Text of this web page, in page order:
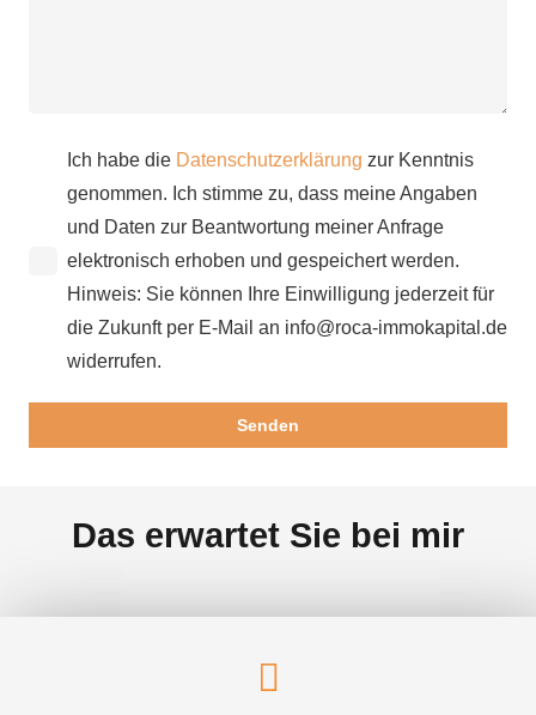
Ich habe die Datenschutzerklärung zur Kenntnis
genommen. Ich stimme zu, dass meine Angaben
und Daten zur Beantwortung meiner Anfrage
elektronisch erhoben und gespeichert werden.
Hinweis: Sie können Ihre Einwilligung jederzeit für
die Zukunft per E-Mail an info@roca-immokapital.de
widerrufen.
Das erwartet Sie bei mir